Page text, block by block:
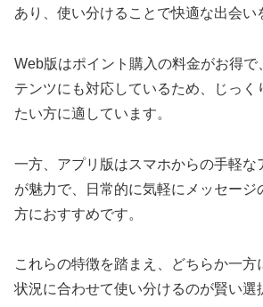
あり、使い分けることで快適な出会い
Web版はポイント購入の料金がお得で
テンツにも対応しているため、じっく
たい方に適しています。
一方、アプリ版はスマホからの手軽な
が魅力で、日常的に気軽にメッセージ
方におすすめです。
これらの特徴を踏まえ、どちらか一方
状況に合わせて使い分けるのが賢い選